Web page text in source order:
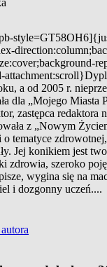
a od 2005 r.
dla „Mojego Miasta
zastępca redaktora
z „Nowym
tematyce
Jej konikiem jest
zdrowia, szeroko
wygina się na
i dozgonny uczeń....